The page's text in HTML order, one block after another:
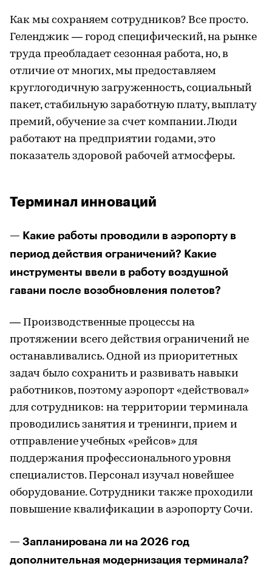
Как мы сохраняем сотрудников? Все просто.
Геленджик — город специфический, на рынке
труда преобладает сезонная работа, но, в
отличие от многих, мы предоставляем
круглогодичную загруженность, социальный
пакет, стабильную заработную плату, выплату
премий, обучение за счет компании. Люди
работают на предприятии годами, это
показатель здоровой рабочей атмосферы.
Терминал инноваций
— Какие работы проводили в аэропорту в
период действия ограничений? Какие
инструменты ввели в работу воздушной
гавани после возобновления полетов?
— Производственные процессы на
протяжении всего действия ограничений не
останавливались. Одной из приоритетных
задач было сохранить и развивать навыки
работников, поэтому аэропорт «действовал»
для сотрудников: на территории терминала
проводились занятия и тренинги, прием и
отправление учебных «рейсов» для
поддержания профессионального уровня
специалистов. Персонал изучал новейшее
оборудование. Сотрудники также проходили
повышение квалификации в аэропорту Сочи.
— Запланирована ли на 2026 год
дополнительная модернизация терминала?